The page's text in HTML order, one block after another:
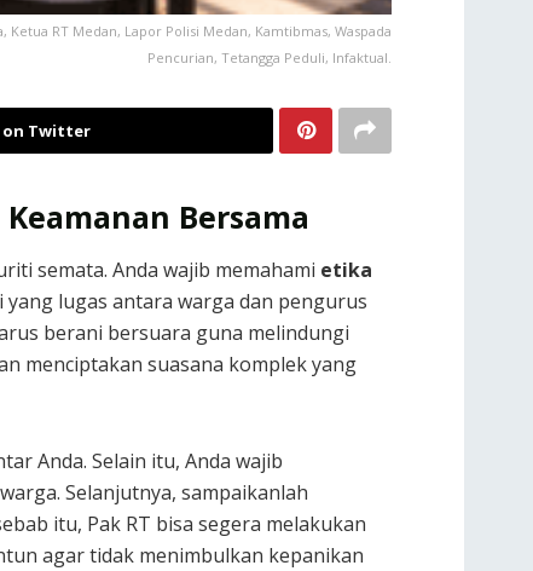
RT Medan, Lapor Polisi Medan, Kamtibmas, Waspada
Pencurian, Tetangga Peduli, Infaktual.
on Twitter
Bersama
semata. Anda wajib memahami etika
lugas antara warga dan pengurus
berani bersuara guna melindungi
menciptakan suasana komplek yang
Anda. Selain itu, Anda wajib
Selanjutnya, sampaikanlah
itu, Pak RT bisa segera melakukan
agar tidak menimbulkan kepanikan